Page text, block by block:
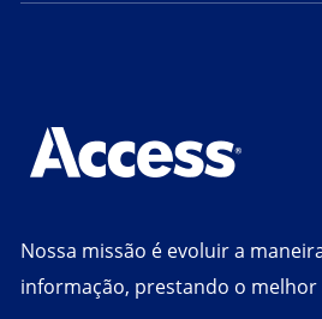
Nossa missão é evoluir a
informação, prestando o melhor